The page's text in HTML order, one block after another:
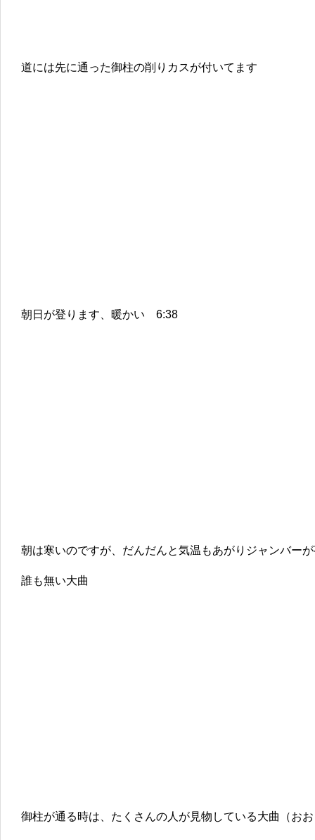
道には先に通った御柱の削りカスが付いてます
朝日が登ります、暖かい 6:38
朝は寒いのですが、だんだんと気温もあがりジャンバー
誰も無い大曲
御柱が通る時は、たくさんの人が見物している大曲（お